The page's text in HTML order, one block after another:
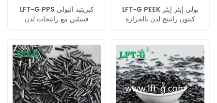
LFT-G PPS كبريتيد البولي
فينيلين مع راتنجات لدن
LFT-G PEEK بولي إيثر إيثر
كيتون راتينج لدن بالحرارة